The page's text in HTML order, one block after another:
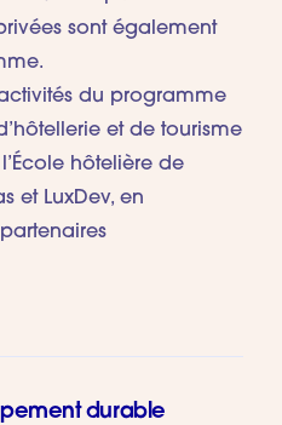
sont également
du programme
et de tourisme
hôtelière de
et LuxDev, en
durable